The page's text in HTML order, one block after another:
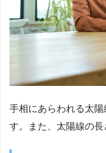
手相にあらわれる太
す。また、太陽線の